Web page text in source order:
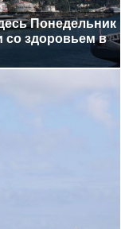
Понедельник
здоровьем в